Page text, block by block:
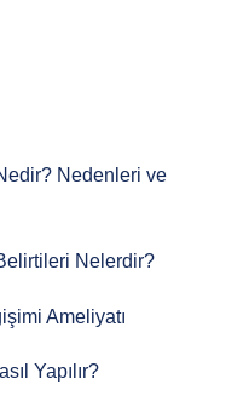
Nedenleri ve
Nelerdir?
Ameliyatı
Yapılır?